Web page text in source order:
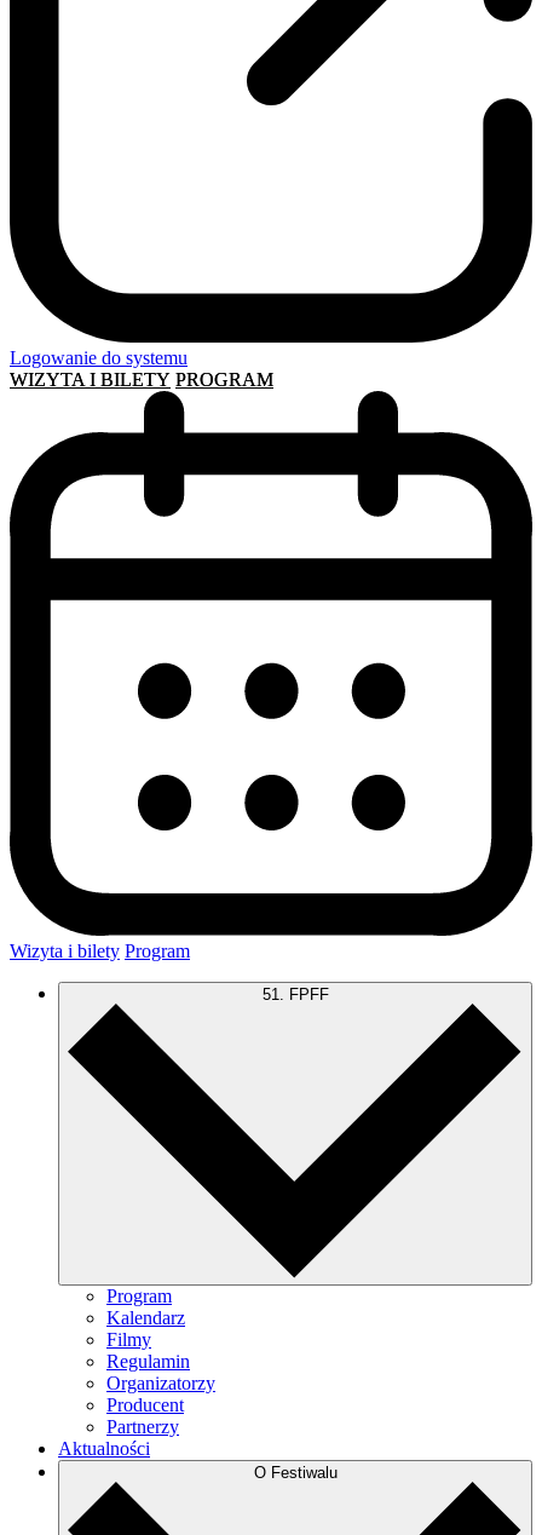
Logowanie do systemu
WIZYTA I BILETY PROGRAM
Wizyta i bilety Program
51. FPFF
Program
Kalendarz
Filmy
Regulamin
Organizatorzy
Producent
Partnerzy
Aktualności
O Festiwalu